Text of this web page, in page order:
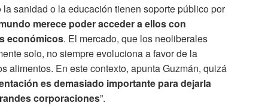
sanidad o la educación tienen soporte público por
merece poder acceder a ellos con
económicos. El mercado, que los neoliberales
solo, no siempre evoluciona a favor de la
alimentos. En este contexto, apunta Guzmán, quizá
es demasiado importante para dejarla
corporaciones”.